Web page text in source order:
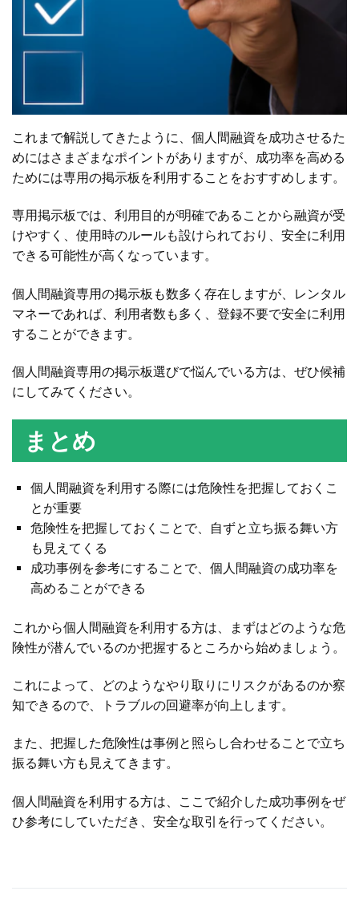
これまで解説してきたように、個人間融資を成功させるた
めにはさまざまなポイントがありますが、成功率を高める
ためには専用の掲示板を利用することをおすすめします。
専用掲示板では、利用目的が明確であることから融資が受
けやすく、使用時のルールも設けられており、安全に利用
できる可能性が高くなっています。
個人間融資専用の掲示板も数多く存在しますが、レンタル
マネーであれば、利用者数も多く、登録不要で安全に利用
することができます。
個人間融資専用の掲示板選びで悩んでいる方は、ぜひ候補
にしてみてください。
まとめ
個人間融資を利用する際には危険性を把握しておくこ
とが重要
危険性を把握しておくことで、自ずと立ち振る舞い方
も見えてくる
成功事例を参考にすることで、個人間融資の成功率を
高めることができる
これから個人間融資を利用する方は、まずはどのような危
険性が潜んでいるのか把握するところから始めましょう。
これによって、どのようなやり取りにリスクがあるのか察
知できるので、トラブルの回避率が向上します。
また、把握した危険性は事例と照らし合わせることで立ち
振る舞い方も見えてきます。
個人間融資を利用する方は、ここで紹介した成功事例をぜ
ひ参考にしていただき、安全な取引を行ってください。